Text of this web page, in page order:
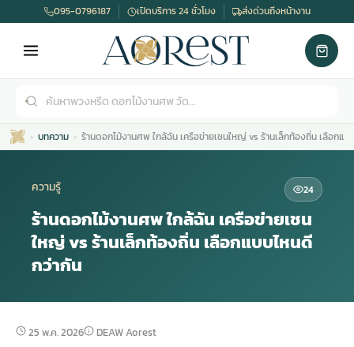
ดอกไม้หน้าศพ
พวงหรีด กรุงเทพ
ไม้งานแต่ง
พวงหรีดพัดลม
รับจัดงานศพ
095-0796187 เปิดบริการ 24 ชั่วโมง ส่งด่วนถึงหน้างาน
บทความ ร้านดอกไม้งานศพ ใกล้ฉัน เครือข่ายเชนใหญ่ vs ร้านเล็กท้องถิ่น เลือกแบ
ความรู้ 24
ร้านดอกไม้งานศพ ใกล้ฉัน เครือข่ายเชน
ใหญ่ vs ร้านเล็กท้องถิ่น เลือกแบบไหนดี
กว่ากัน
25 พ.ค. 2026 DEAW Aorest